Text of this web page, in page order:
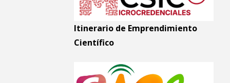
Itinerario de Emprendimiento
Científico